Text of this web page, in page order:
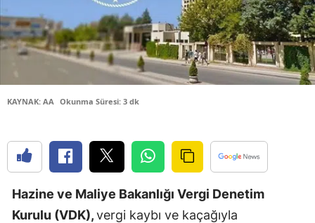
Diyarbakır
Edirne
Elazığ
Gaziantep
KAYNAK: AA Okunma Süresi: 3 dk
Hazine ve Maliye Bakanlığı Vergi Denetim
Kurulu (VDK),vergi kaybı ve kaçağıyla